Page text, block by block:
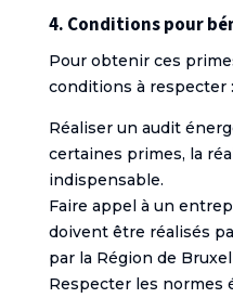
4. Conditions pour
Pour obtenir ces
conditions à respecter :
Réaliser un audit
certaines primes, la
indispensable.
Faire appel à un
doivent être réalisés
par la Région de
Respecter les normes